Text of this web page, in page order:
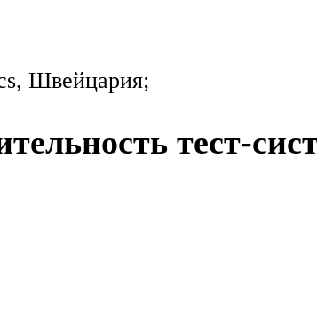
Швейцария;
тест-